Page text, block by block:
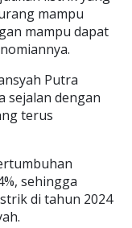
mampu
mampu dapat
Putra
sejalan dengan
terus
sehingga
di tahun 2024